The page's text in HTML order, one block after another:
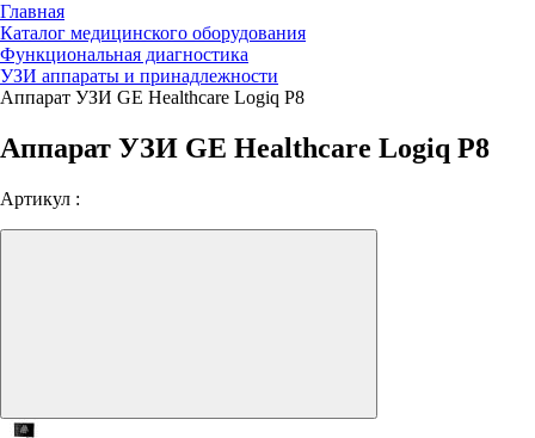
Главная
Каталог медицинского оборудования
Функциональная диагностика
УЗИ аппараты и принадлежности
Аппарат УЗИ GE Healthcare Logiq P8
Аппарат УЗИ GE Healthcare Logiq P8
Артикул :